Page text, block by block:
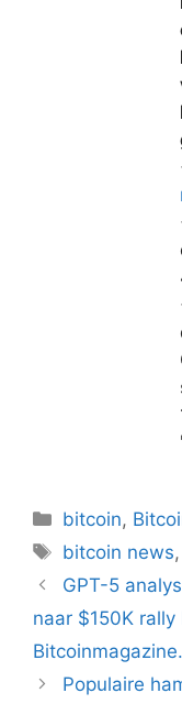
Categorieën
bitcoin,
Tags
bitcoin news,
Berichtnavigatie
GPT-5
naar $150K
Populaire